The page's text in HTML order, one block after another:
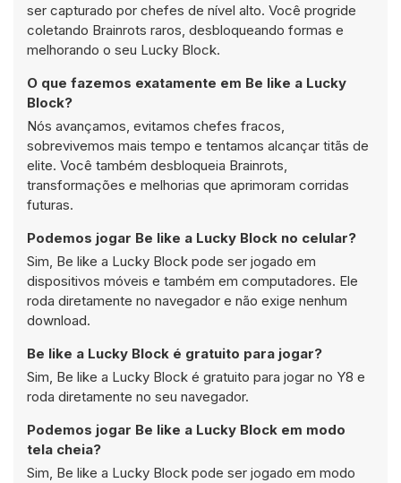
ser capturado por chefes de nível alto. Você progride
coletando Brainrots raros, desbloqueando formas e
melhorando o seu Lucky Block.
O que fazemos exatamente em Be like a Lucky
Block?
Nós avançamos, evitamos chefes fracos,
sobrevivemos mais tempo e tentamos alcançar titãs de
elite. Você também desbloqueia Brainrots,
transformações e melhorias que aprimoram corridas
futuras.
Podemos jogar Be like a Lucky Block no celular?
Sim, Be like a Lucky Block pode ser jogado em
dispositivos móveis e também em computadores. Ele
roda diretamente no navegador e não exige nenhum
download.
Be like a Lucky Block é gratuito para jogar?
Sim, Be like a Lucky Block é gratuito para jogar no Y8 e
roda diretamente no seu navegador.
Podemos jogar Be like a Lucky Block em modo
tela cheia?
Sim, Be like a Lucky Block pode ser jogado em modo